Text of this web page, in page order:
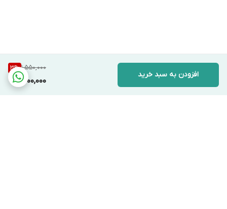
1,550,000
3%
1,500,000
افزودن به سبد خرید